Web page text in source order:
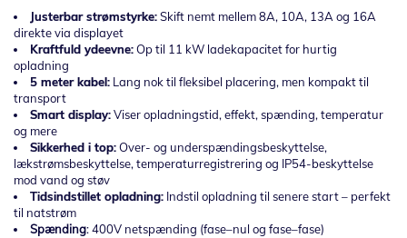
Justerbar strømstyrke:Skift nemt mellem 8A, 10A, 13A og 16A
direkte via displayet
Kraftfuld ydeevne:Op til 11 kW ladekapacitet for hurtig
opladning
5 meter kabel: Lang nok til fleksibel placering, men kompakt til
transport
Smart display:Viser opladningstid, effekt, spænding, temperatur
og mere
Sikkerhed i top:Over- og underspændingsbeskyttelse,
lækstrømsbeskyttelse, temperaturregistrering og IP54-beskyttelse
mod vand og støv
Tidsindstillet opladning: Indstil opladning til senere start – perfekt
til natstrøm
Spænding: 400V netspænding (fase–nul og fase–fase)